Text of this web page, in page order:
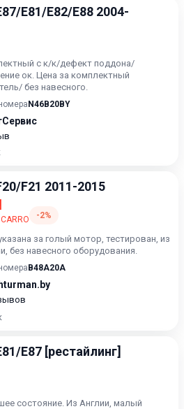
E81/E82/E88 2004-
с к/к/дефект поддона/
ок. Цена за комплектный
без навесного.
N46B20BY
F21 2011-2015
-2%
за голый мотор, тестирован, из
без навесного оборудования.
B48A20A
E87 [рестайлинг]
состояние. Из Англии, малый